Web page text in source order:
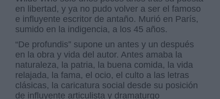
en libertad, y ya no pudo volver a ser el famoso
e influyente escritor de antaño. Murió en París,
sumido en la indigencia, a los 45 años.
“De profundis” supone un antes y un después
en la obra y vida del autor. Antes amaba la
naturaleza, la patria, la buena comida, la vida
relajada, la fama, el ocio, el culto a las letras
clásicas, la caricatura social desde su posición
de influyente articulista y dramaturgo